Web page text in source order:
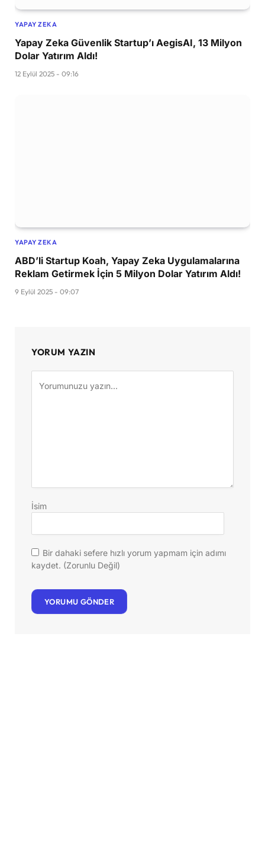
YAPAY ZEKA
Yapay Zeka Güvenlik Startup’ı AegisAI, 13 Milyon
Dolar Yatırım Aldı!
12 Eylül 2025 - 09:16
YAPAY ZEKA
ABD’li Startup Koah, Yapay Zeka Uygulamalarına
Reklam Getirmek İçin 5 Milyon Dolar Yatırım Aldı!
9 Eylül 2025 - 09:07
YORUM YAZIN
İsim
Bir dahaki sefere hızlı yorum yapmam için adımı
kaydet. (Zorunlu Değil)